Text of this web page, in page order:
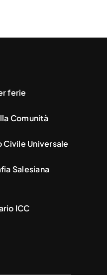
ferie
Comunità
Civile Universale
Salesiana
ICC